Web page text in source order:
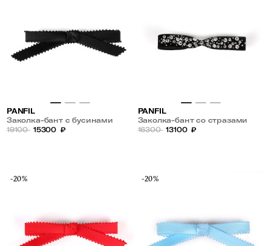
PANFIL
Заколка-бант с бусинами
19100 15300 ₽
PANFIL
Заколка-бант со стразами
16300 13100 ₽
-20% -20%